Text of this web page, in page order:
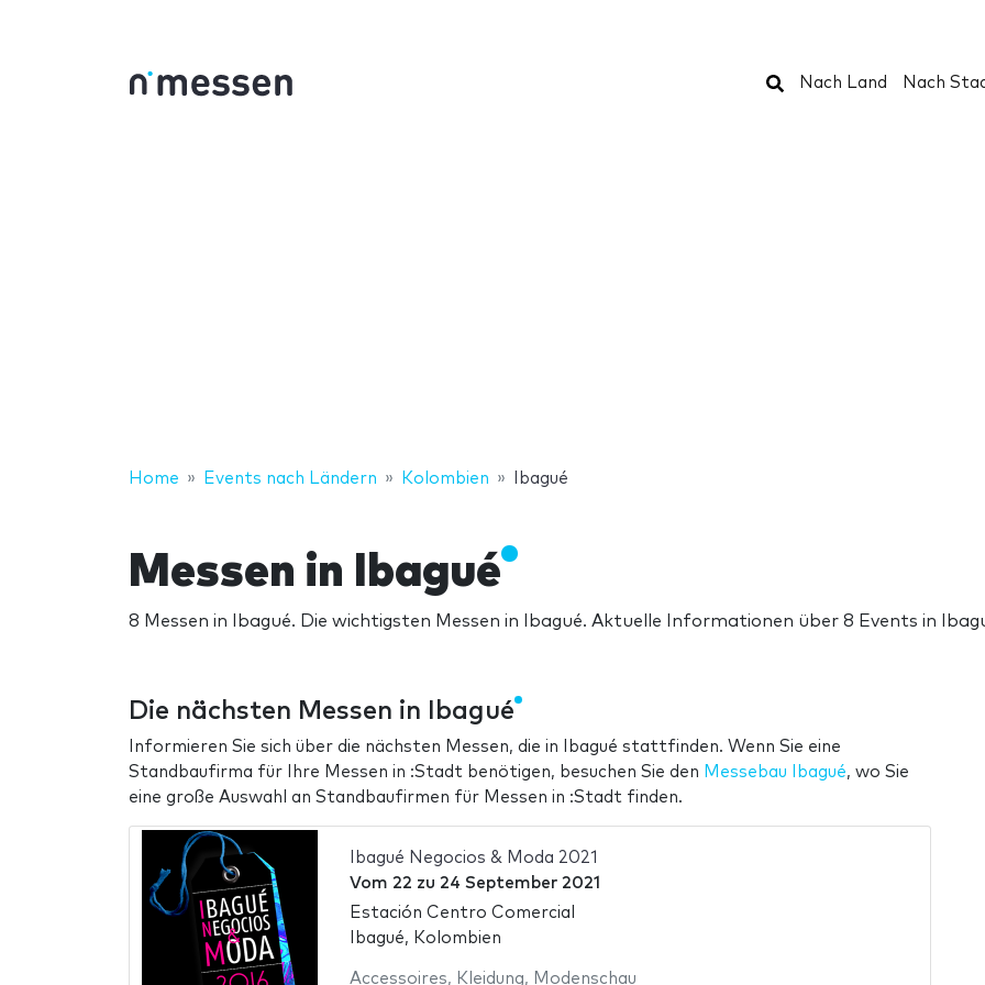
Suchen
Nach Land Nach
Home Events nach Ländern Kolombien Ibagué
Messen in Ibagué
8 Messen in Ibagué. Die wichtigsten Messen in Ibagué. Aktuelle Informationen über 8 Events in
Die nächsten Messen in Ibagué
Informieren Sie sich über die nächsten Messen, die in Ibagué stattfinden. Wenn Sie eine
Standbaufirma für Ihre Messen in :Stadt benötigen, besuchen Sie den Messebau Ibagué, wo Sie
eine große Auswahl an Standbaufirmen für Messen in :Stadt finden.
Ibagué Negocios & Moda 2021
Vom 22 zu 24 September 2021
Estación Centro Comercial
Ibagué, Kolombien
Accessoires, Kleidung, Modenschau